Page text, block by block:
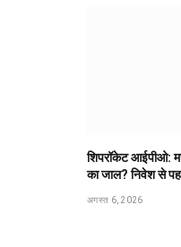
शिपरॉकेट आईपीओ:
का जाल? निवेश से
अगस्त 6, 2026